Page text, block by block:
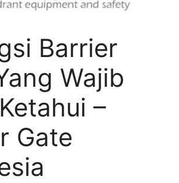
Barrier
Wajib
–
Gate